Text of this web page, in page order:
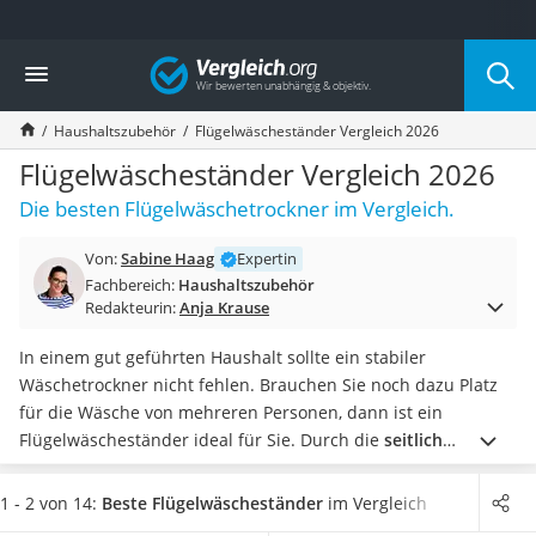
Die beliebtesten Vergleiche nach Kategorie
Haushalt
Wassersprudler
Zentralstaubsauger
Brotbackautomat
Wischroboter
Wäschespinne
Spülmaschinentabs
Akku-Staubsauger
AEG-Waschmaschine
Saug-Wisch-Roboter
Handstaubsauger
Milchaufschäumer
Kondenstrockner
Reiskocher
Vergleich
Haushaltszubehör Flügelwäscheständer Vergleich 2026
Flügelwäscheständer Vergleich 2026
Die besten Flügelwäschetrockner im Vergleich.
Von:Sabine Haag
Expertin
Fachbereich: Haushaltszubehör
Redakteurin:Anja Krause
In einem gut geführten Haushalt sollte ein stabiler
Wäschetrockner nicht fehlen. Brauchen Sie noch dazu Platz
für die Wäsche von mehreren Personen, dann ist ein
Flügelwäscheständer ideal für Sie. Durch die seitlich
ausklappbaren Flügel haben Sie nämlich extra viel Platz zum
Trocknen Ihrer Kleidung. Bei diversen Flügelwäschetrockner-
1 - 2 von 14: Beste Flügelwäscheständer im Vergleich